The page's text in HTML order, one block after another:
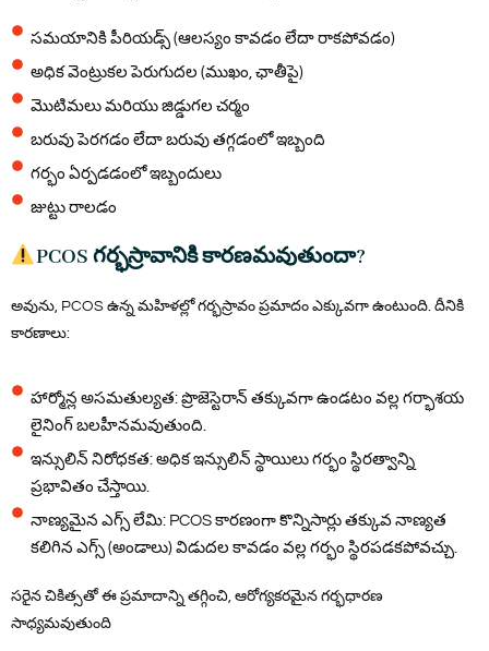
సమయానికి పీరియడ్స్ (ఆలస్యం కావడం లేదా రాకపోవడం)
అధిక వెంట్రుకల పెరుగుదల (ముఖం, ఛాతీపై)
మొటిమలు మరియు జిడ్డుగల చర్మం
బరువు పెరగడం లేదా బరువు తగ్గడంలో ఇబ్బంది
గర్భం ఏర్పడడంలో ఇబ్బందులు
జుట్టు రాలడం
PCOS గర్భస్రావానికి కారణమవుతుందా?
అవును, PCOS ఉన్న మహిళల్లో గర్భస్రావం ప్రమాదం ఎక్కువగా ఉంటుంది. దీనికి
కారణాలు:
హార్మోన్ల అసమతుల్యత: ప్రొజెస్టెరాన్ తక్కువగా ఉండటం వల్ల గర్భాశయ
లైనింగ్ బలహీనమవుతుంది.
ఇన్సులిన్ నిరోధకత: అధిక ఇన్సులిన్ స్థాయిలు గర్భం స్థిరత్వాన్ని
ప్రభావితం చేస్తాయి.
నాణ్యమైన ఎగ్స్ లేమి: PCOS కారణంగా కొన్నిసార్లు తక్కువ నాణ్యత
కలిగిన ఎగ్స్ (అండాలు) విడుదల కావడం వల్ల గర్భం స్థిరపడకపోవచ్చు.
సరైన చికిత్సతో ఈ ప్రమాదాన్ని తగ్గించి, ఆరోగ్యకరమైన గర్భధారణ
సాధ్యమవుతుంది